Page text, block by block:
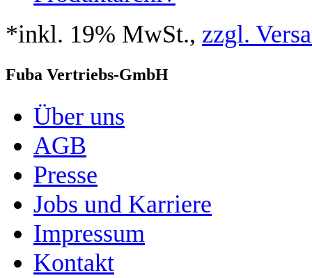
*inkl. 19% MwSt., zzgl.
Fuba Vertriebs-GmbH
Über uns
AGB
Presse
Jobs und Karriere
Impressum
Kontakt